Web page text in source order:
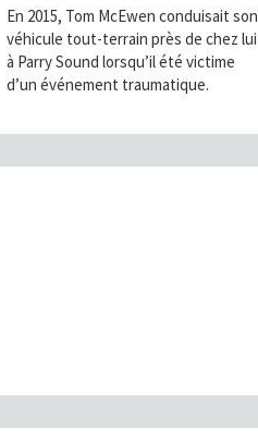
En 2015, Tom McEwen conduisait son
véhicule tout-terrain près de chez lui
à Parry Sound lorsqu’il été victime
d’un événement traumatique.